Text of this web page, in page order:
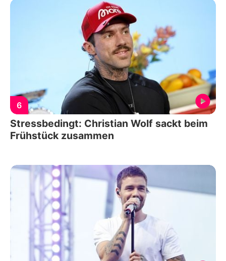
6
Stressbedingt: Christian Wolf sackt beim
Frühstück zusammen